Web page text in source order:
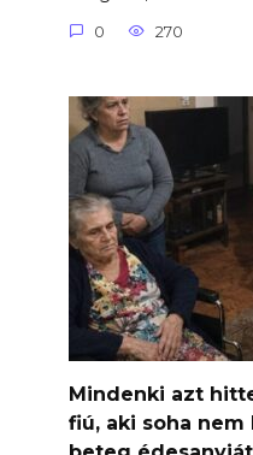
0 270
Mindenki azt
fiú, aki soha nem